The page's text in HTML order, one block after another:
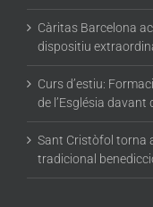
Càritas Barcelona
dispositiu
Curs d’estiu:
de l’Església davant
Sant Cristòfol torna
tradicional